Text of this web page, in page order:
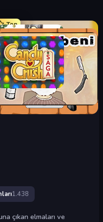
Top
1.438
çıkan elmaları ve